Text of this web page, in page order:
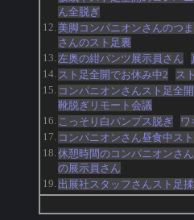
ん全脱ぎ
12. 美脚コンパニオンさんのつ
さんのスト足裏
13. 左奥の紺パンツ展示員さん
14. スト足全開でお休み中2 ス
15. コンパニオンさんスト足全開
靴脱ぎリモート会議
16. こっそり白パンプス脱ぎ ワ
17. コンパニオンさん昼食中スト
18. 休憩時間のコンパニオンさん
の展示員さん
19. 出展社スタッフさんスト足